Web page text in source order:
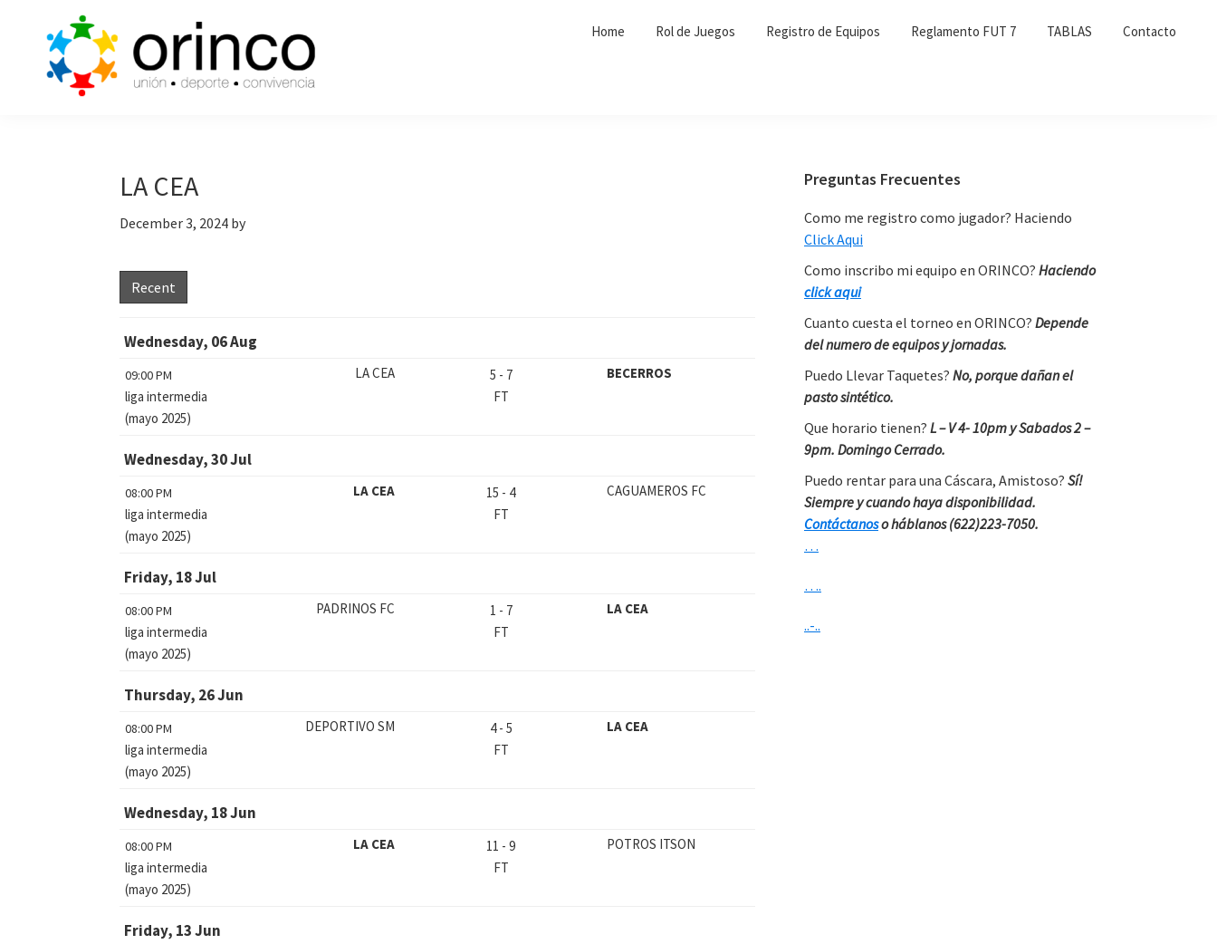
primary
navigation
primary
Home Rol de Juegos Registro de Equipos Reglamento FUT 7 TABLAS Contacto
LA CEA
December 3, 2024 by
Recent
Wednesday, 06 Aug
09:00 PM
liga intermedia
(mayo 2025)
LA CEA 5 - 7
FT
BECERROS
Wednesday, 30 Jul
08:00 PM
liga intermedia
(mayo 2025)
LA CEA 15 - 4
FT
CAGUAMEROS FC
Friday, 18 Jul
08:00 PM
liga intermedia
(mayo 2025)
PADRINOS FC 1 - 7
FT
LA CEA
Thursday, 26 Jun
08:00 PM
liga intermedia
(mayo 2025)
DEPORTIVO SM 4- 5
FT
LA CEA
Wednesday, 18 Jun
08:00 PM
liga intermedia
(mayo 2025)
LA CEA 11 - 9
FT
POTROS ITSON
Friday, 13 Jun
Primary
Sidebar
Preguntas Frecuentes
Como me registro como jugador? Haciendo
Click Aqui
Como inscribo mi equipo en ORINCO? Haciendo
click aqui
Cuanto cuesta el torneo en ORINCO? Depende
del numero de equipos y jornadas.
Puedo Llevar Taquetes? No, porque dañan el
pasto sintético.
Que horario tienen? L – V 4- 10pm y Sabados 2 –
9pm. Domingo Cerrado.
Puedo rentar para una Cáscara, Amistoso? Sí!
Siempre y cuando haya disponibilidad.
Contáctanoso háblanos (622)223-7050.
…
….
..-..